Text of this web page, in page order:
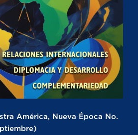
América, Nueva Época No.